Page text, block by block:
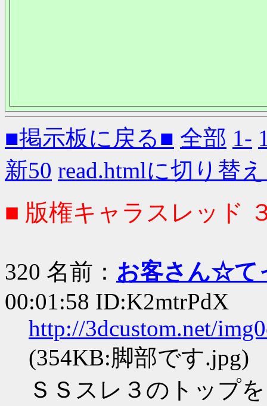
■掲示板に戻る■ 全部 1-
新50 read.htmlに切り替
■ 版権キャラスレッド
320 名前： お客さん☆て
00:01:58 ID:K2mtrPdX
http://3dcustom.net/
(354KB:脚部です.jpg)
ＳＳスレ３のトップ